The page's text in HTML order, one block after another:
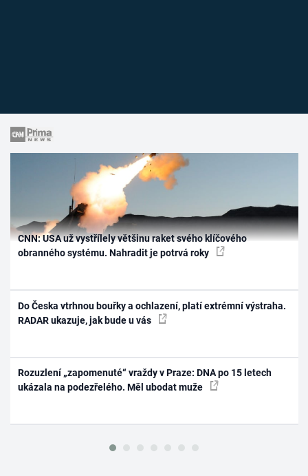
CNN: USA už vystřílely většinu raket svého klíčového
obranného systému. Nahradit je potrvá roky
Do Česka vtrhnou bouřky a ochlazení, platí extrémní výstraha.
RADAR ukazuje, jak bude u vás
Rozuzlení „zapomenuté“ vraždy v Praze: DNA po 15 letech
ukázala na podezřelého. Měl ubodat muže